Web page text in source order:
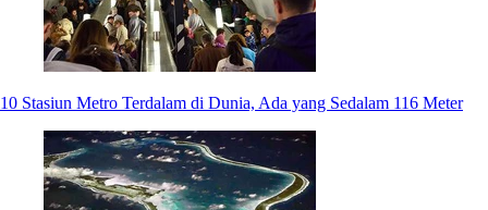
10 Stasiun Metro Terdalam di Dunia, Ada yang Sedalam 116 Meter